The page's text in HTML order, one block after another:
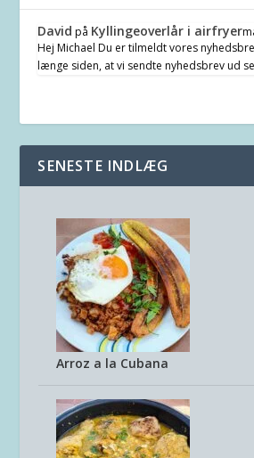
David på Kyllingeoverlår i airfryer
Hej Michael Du er tilmeldt vores
længe siden, at vi sendte nyhedsbrev ud
SENESTE INDLÆG
Arroz a la Cubana